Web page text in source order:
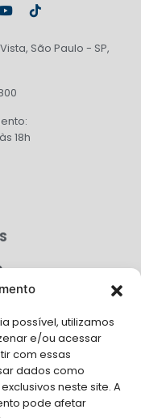
possível, utilizamos
e/ou acessar
com essas
dados como
neste site. A
pode afetar
São Paulo - SP,
18h